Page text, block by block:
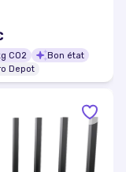
CO2
Bon état
Depot